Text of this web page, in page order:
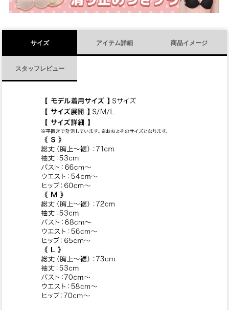
サイズ アイテム詳細 商品イメージ
スタッフレビュー